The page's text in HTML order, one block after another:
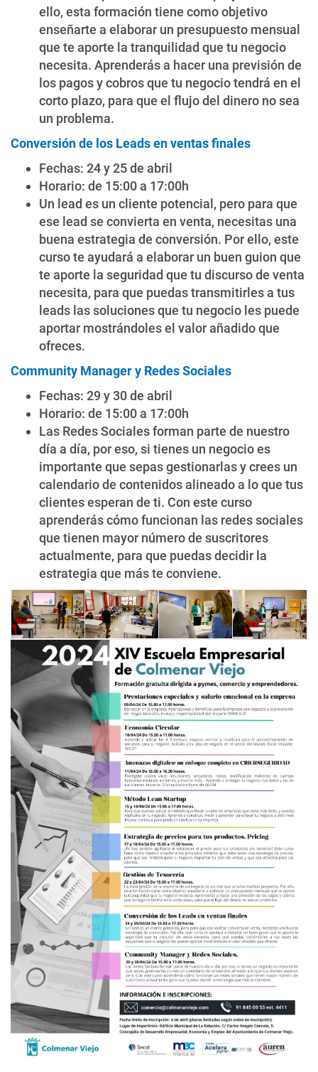
ello, esta formación tiene como objetivo
enseñarte a elaborar un presupuesto mensual
que te aporte la tranquilidad que tu negocio
necesita. Aprenderás a hacer una previsión de
los pagos y cobros que tu negocio tendrá en el
corto plazo, para que el flujo del dinero no sea
un problema.
Conversión de los Leads en ventas finales
Fechas: 24 y 25 de abril
Horario: de 15:00 a 17:00h
Un lead es un cliente potencial, pero para que
ese lead se convierta en venta, necesitas una
buena estrategia de conversión. Por ello, este
curso te ayudará a elaborar un buen guion que
te aporte la seguridad que tu discurso de venta
necesita, para que puedas transmitirles a tus
leads las soluciones que tu negocio les puede
aportar mostrándoles el valor añadido que
ofreces.
Community Manager y Redes Sociales
Fechas: 29 y 30 de abril
Horario: de 15:00 a 17:00h
Las Redes Sociales forman parte de nuestro
día a día, por eso, si tienes un negocio es
importante que sepas gestionarlas y crees un
calendario de contenidos alineado a lo que tus
clientes esperan de ti. Con este curso
aprenderás cómo funcionan las redes sociales
que tienen mayor número de suscritores
actualmente, para que puedas decidir la
estrategia que más te conviene.